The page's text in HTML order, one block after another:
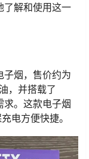
了解和使用这一
子烟，售价约为
，并搭载了
。这款电子烟
电方便快捷。